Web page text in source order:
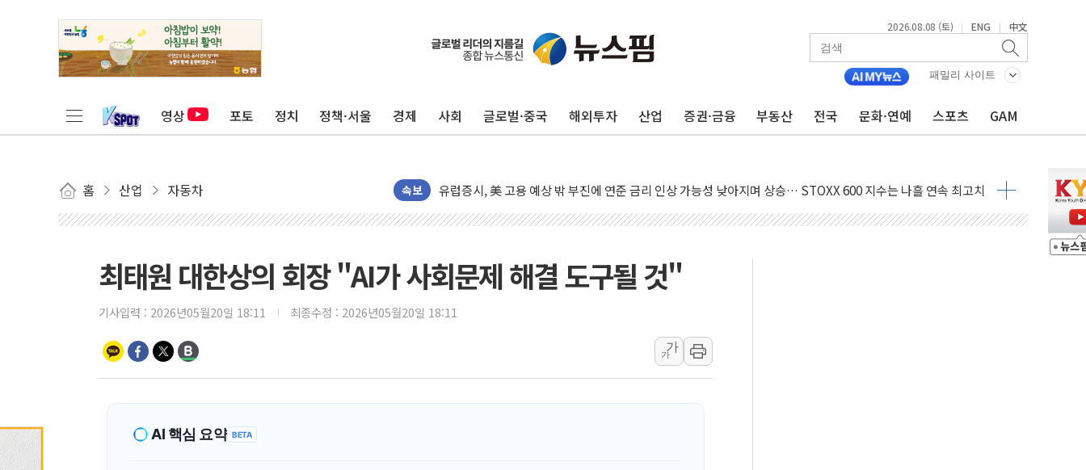
2026.08.08 (토) | ENG | 中文
패밀리 사이트
영상 포토 정치 정책·서울 경제 사회 글로벌·중국 해외투자 산업 증권·금융 부동산 전국 문화·연예 스포츠 GAM
홈 산업 자동차 속보
10월 보완수사권 폐지·공소청 출범…피해자들 '범죄 사각지대' 우려
민주, 오늘 제주·인천 경선 결과 발표...'김민석 재역전 vs 정청래 격차 확대'
뉴욕증시, 고용 쇼크에 금리 인상 우려 후퇴…S&P500 최고치
트럼프, 쿡 연준 이사 해임 재추진…"26일까지 의혹 소명" 요구
미 연준 매파 기세 꺾이나…고용 감소에 9월 동결 전망 우세
[종합] 이슬람 수니파 3국, '공동방위협정' 체결… 이스라엘·이란 위협에 맞설 자체 억지력 강화
美 항소법원, 백악관 무도회장 공사 중단 명령…트럼프 제동
이란 핵심 원유 수출항 '하르그섬', 최근 1주일 이상 '올스톱'… 美 해상봉쇄 영향
美 고용 쇼크에 엔화 장중 급등…시장은 "또 개입했나" 촉각
[AI MY 뉴스] 뉴욕 반도체주 프리뷰...美 고용 쇼크에 반도체주 '활짝'
뉴욕증시 프리뷰, 美 고용 쇼크에 금리 인상 우려 후퇴…나스닥 선물 1%대 상승
[종합] 美 7월 고용 2만3000명 감소 '쇼크'…9월 금리 인상 기대 후퇴
[사진] 이슬람 수니파 3개국, 공동방위협정 체결
최태원 대한상의 회장 "AI가 사회문제 해결 도구될 것"
기사입력 : 2026년05월20일 18:11 최종수정 : 2026년05월20일 18:11
가
가
AI 핵심 요약 BETA